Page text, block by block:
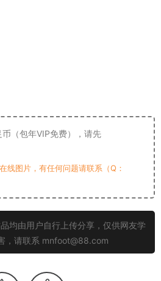
币（包年VIP免费），请先
线图片，有任何问题请联系（Q：
均由用户自行上传分享，仅供网友学
，请联系 mnfoot@88.com